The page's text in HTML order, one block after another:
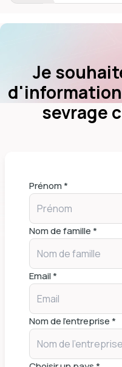
Je
sevrage
Prénom *
Nom de famille *
Email *
Nom de l'entreprise *